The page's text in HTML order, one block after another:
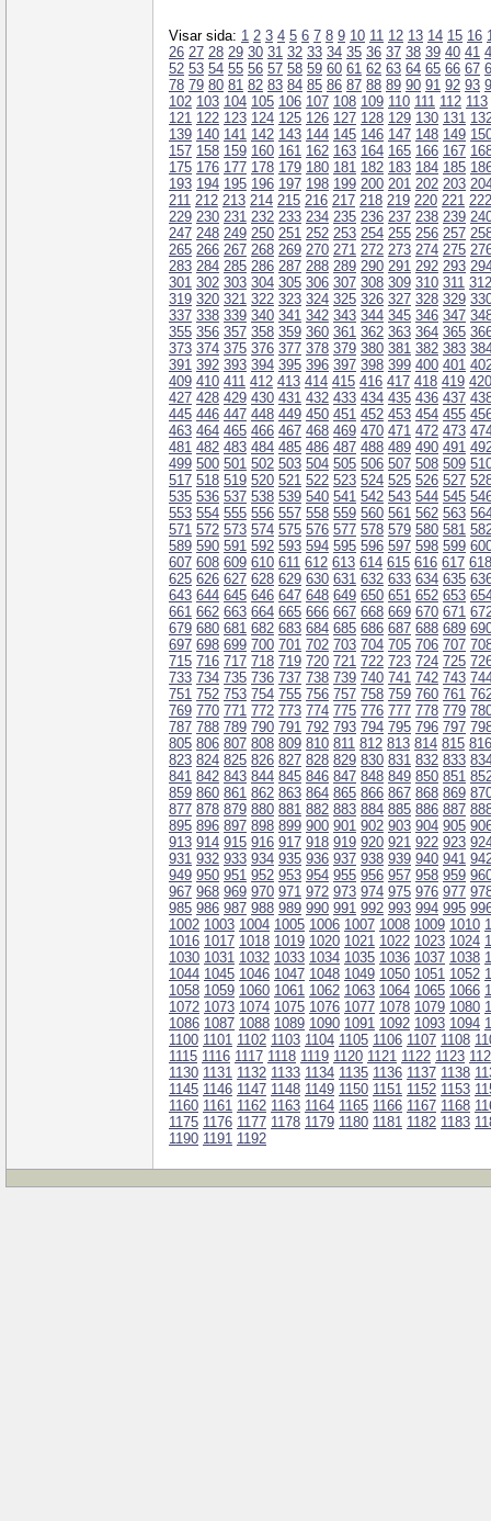
Visar sida: 1 2 3 4 5 6 7 8 9 10 11 12 13 14 15 16
26 27 28 29 30 31 32 33 34 35 36 37 38 39 40 41
52 53 54 55 56 57 58 59 60 61 62 63 64 65 66 67
78 79 80 81 82 83 84 85 86 87 88 89 90 91 92 93
102 103 104 105 106 107 108 109 110 111 112 113
121 122 123 124 125 126 127 128 129 130 131
139 140 141 142 143 144 145 146 147 148 149
157 158 159 160 161 162 163 164 165 166 167
175 176 177 178 179 180 181 182 183 184 185
193 194 195 196 197 198 199 200 201 202 203
211 212 213 214 215 216 217 218 219 220 221 222
229 230 231 232 233 234 235 236 237 238 239
247 248 249 250 251 252 253 254 255 256 257
265 266 267 268 269 270 271 272 273 274 275
283 284 285 286 287 288 289 290 291 292 293
301 302 303 304 305 306 307 308 309 310 311 312
319 320 321 322 323 324 325 326 327 328 329
337 338 339 340 341 342 343 344 345 346 347
355 356 357 358 359 360 361 362 363 364 365
373 374 375 376 377 378 379 380 381 382 383
391 392 393 394 395 396 397 398 399 400 401
409 410 411 412 413 414 415 416 417 418 419 420
427 428 429 430 431 432 433 434 435 436 437
445 446 447 448 449 450 451 452 453 454 455
463 464 465 466 467 468 469 470 471 472 473
481 482 483 484 485 486 487 488 489 490 491
499 500 501 502 503 504 505 506 507 508 509
517 518 519 520 521 522 523 524 525 526 527
535 536 537 538 539 540 541 542 543 544 545
553 554 555 556 557 558 559 560 561 562 563
571 572 573 574 575 576 577 578 579 580 581
589 590 591 592 593 594 595 596 597 598 599
607 608 609 610 611 612 613 614 615 616 617 618
625 626 627 628 629 630 631 632 633 634 635
643 644 645 646 647 648 649 650 651 652 653
661 662 663 664 665 666 667 668 669 670 671
679 680 681 682 683 684 685 686 687 688 689
697 698 699 700 701 702 703 704 705 706 707
715 716 717 718 719 720 721 722 723 724 725
733 734 735 736 737 738 739 740 741 742 743
751 752 753 754 755 756 757 758 759 760 761
769 770 771 772 773 774 775 776 777 778 779
787 788 789 790 791 792 793 794 795 796 797
805 806 807 808 809 810 811 812 813 814 815 816
823 824 825 826 827 828 829 830 831 832 833
841 842 843 844 845 846 847 848 849 850 851
859 860 861 862 863 864 865 866 867 868 869
877 878 879 880 881 882 883 884 885 886 887
895 896 897 898 899 900 901 902 903 904 905
913 914 915 916 917 918 919 920 921 922 923
931 932 933 934 935 936 937 938 939 940 941
949 950 951 952 953 954 955 956 957 958 959
967 968 969 970 971 972 973 974 975 976 977
985 986 987 988 989 990 991 992 993 994 995
1002 1003 1004 1005 1006 1007 1008 1009 1010
1016 1017 1018 1019 1020 1021 1022 1023 1024
1030 1031 1032 1033 1034 1035 1036 1037 1038
1044 1045 1046 1047 1048 1049 1050 1051 1052
1058 1059 1060 1061 1062 1063 1064 1065 1066
1072 1073 1074 1075 1076 1077 1078 1079 1080
1086 1087 1088 1089 1090 1091 1092 1093 1094
1100 1101 1102 1103 1104 1105 1106 1107 1108
1115 1116 1117 1118 1119 1120 1121 1122 1123
1130 1131 1132 1133 1134 1135 1136 1137 1138
1145 1146 1147 1148 1149 1150 1151 1152 1153
1160 1161 1162 1163 1164 1165 1166 1167 1168
1175 1176 1177 1178 1179 1180 1181 1182 1183
1190 1191 1192